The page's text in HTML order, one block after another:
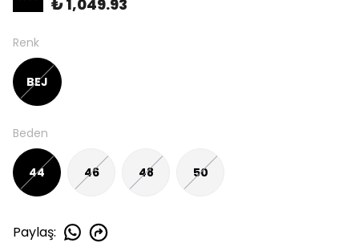
₺ 1,049.93
Renk
BEJ
Beden
44 46 48 50
Paylaş: